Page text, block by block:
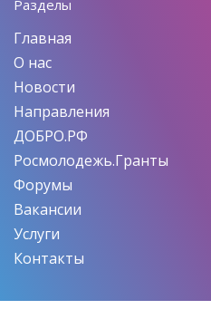
Разделы
Главная
О нас
Новости
Направления
ДОБРО.РФ
Росмолодежь.Гранты
Форумы
Вакансии
Услуги
Контакты